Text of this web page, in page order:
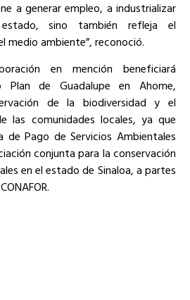
a generar empleo, a industrializar
sino también refleja el
medio ambiente”, reconoció.
en mención beneficiará
Plan de Guadalupe en Ahome,
de la biodiversidad y el
las comunidades locales, ya que
de Pago de Servicios Ambientales
conjunta para la conservación
en el estado de Sinaloa, a partes